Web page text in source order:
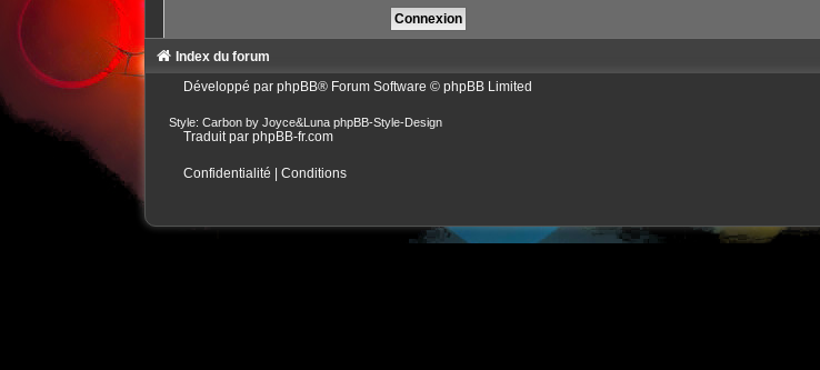
Index du forum
Développé par phpBB® Forum Software © phpBB Limited
Style: Carbon by Joyce&Luna phpBB-Style-Design
Traduit par phpBB-fr.com
Confidentialité Conditions